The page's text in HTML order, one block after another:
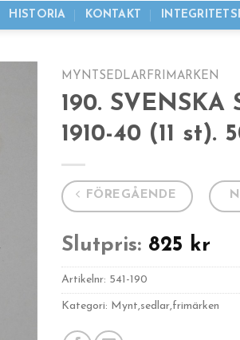
HISTORIA KONTAKT
MYNTSEDLARFRIMARKEN
190.
1910-40 (11 st).
FÖREGÅENDE
Slutpris: 825 kr
Artikelnr: 541-190
Kategori: Mynt,sedlar,frimärken